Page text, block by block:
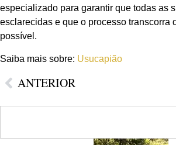
especializado para garantir que todas as
esclarecidas e que o processo transcorra
possível.
Saiba mais sobre: Usucapião
ANTERIOR